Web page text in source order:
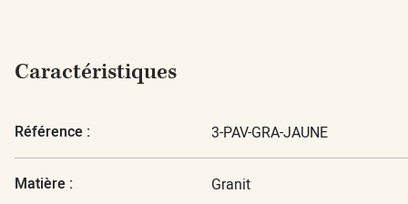
Caractéristiques
Référence : 3-PAV-GRA-JAUNE
Matière : Granit